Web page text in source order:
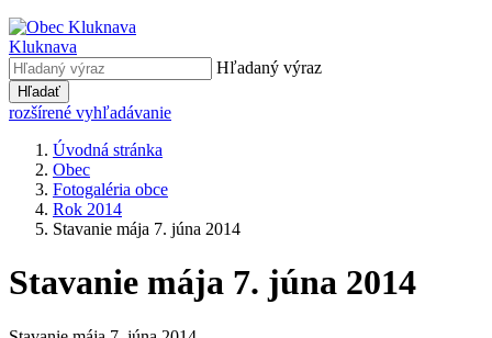
Kluknava
Hľadaný výraz
Hľadať
rozšírené vyhľadávanie
Úvodná stránka
Obec
Fotogaléria obce
Rok 2014
Stavanie mája 7. júna 2014
Stavanie mája 7. júna 2014